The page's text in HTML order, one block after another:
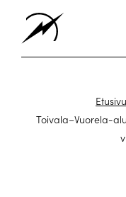
Etusivu
Toivala–Vuorela-